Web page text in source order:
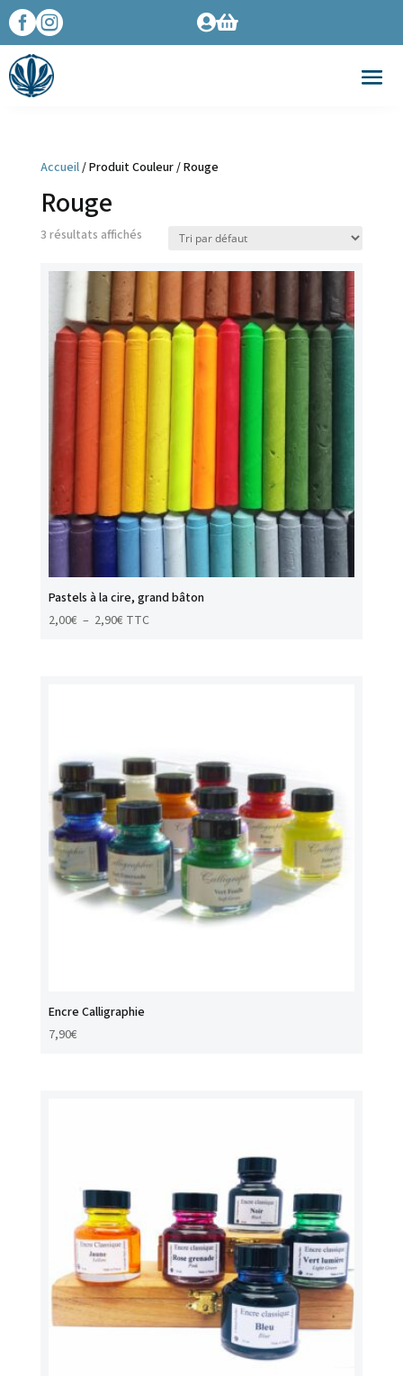
 
Accueil/ Produit Couleur / Rouge
Rouge
3 résultats affichés
Pastels à la cire, grand bâton
2,00€ – 2,90€Plage
TTC
Encre Calligraphie
7,90€